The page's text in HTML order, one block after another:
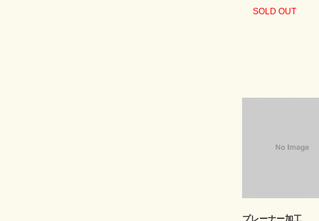
SOLD OUT
プレーナー加工